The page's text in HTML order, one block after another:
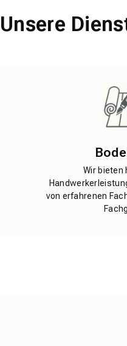
Unsere
Wir bieten
von erfahrenen